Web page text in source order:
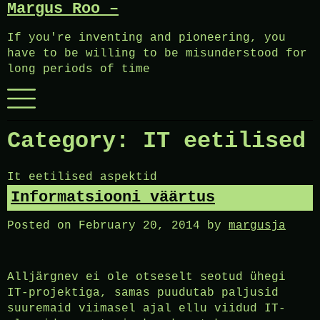
Skip
content
Margus Roo –
If you're inventing and pioneering, you
have to be willing to be misunderstood for
long periods of time
Menu
Category: IT eetilised
It eetilised aspektid
Informatsiooni väärtus
Posted on February 20, 2014 by margusja
Alljärgnev ei ole otseselt seotud ühegi
IT-projektiga, samas puudutab paljusid
suuremaid viimasel ajal ellu viidud IT-